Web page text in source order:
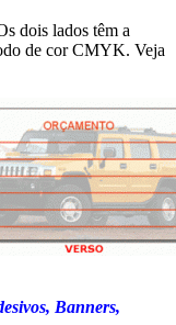
dois lados têm a
de cor CMYK. Veja
Banners,